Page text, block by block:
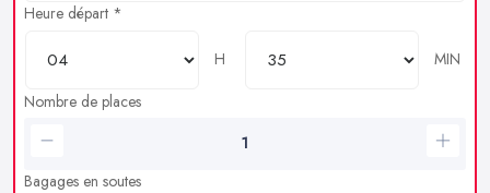
Heure départ *
H
MIN
Nombre de places
Bagages en soutes